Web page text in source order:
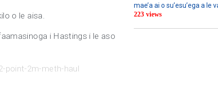
o le aisa.
i Hastings i le aso
point-2m-meth-haul
mae’a ai o su’esu’ega a le
223 views